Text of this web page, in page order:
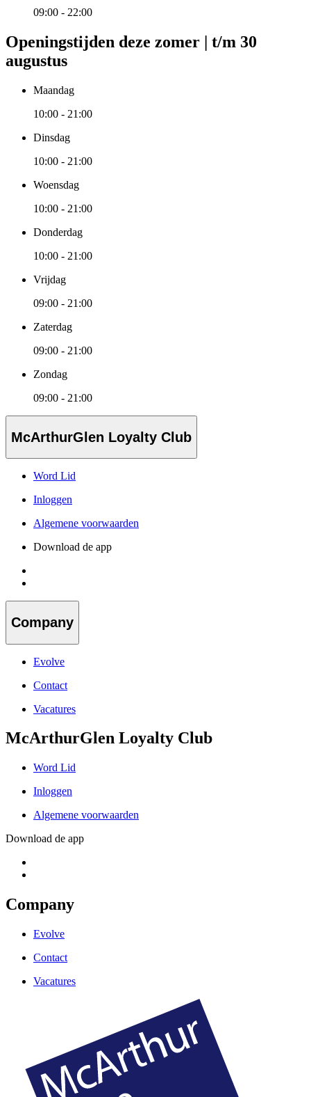
09:00 - 22:00
Openingstijden deze zomer | t/m 30
augustus
Maandag
10:00 - 21:00
Dinsdag
10:00 - 21:00
Woensdag
10:00 - 21:00
Donderdag
10:00 - 21:00
Vrijdag
09:00 - 21:00
Zaterdag
09:00 - 21:00
Zondag
09:00 - 21:00
McArthurGlen Loyalty Club
Word Lid
Inloggen
Algemene voorwaarden
Download de app
Company
Evolve
Contact
Vacatures
McArthurGlen Loyalty Club
Word Lid
Inloggen
Algemene voorwaarden
Download de app
Company
Evolve
Contact
Vacatures